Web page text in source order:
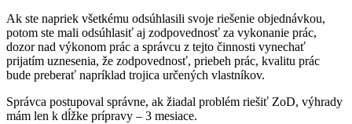
Ak ste napriek všetkému odsúhlasili svoje riešenie objednávkou,
potom ste mali odsúhlasiť aj zodpovednosť za vykonanie prác,
dozor nad výkonom prác a správcu z tejto činnosti vynechať
prijatím uznesenia, že zodpovednosť, priebeh prác, kvalitu prác
bude preberať napríklad trojica určených vlastníkov.
Správca postupoval správne, ak žiadal problém riešiť ZoD, výhrady
mám len k dĺžke prípravy – 3 mesiace.